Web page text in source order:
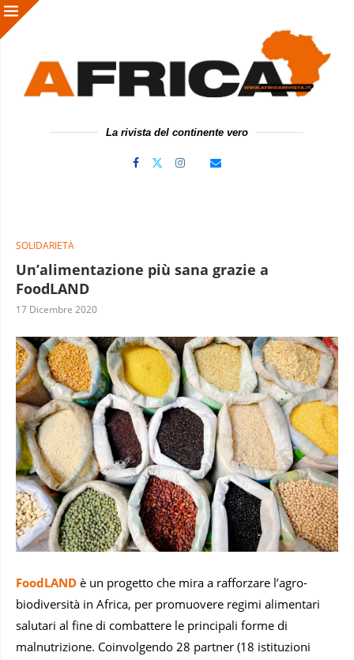
La rivista del continente vero
SOLIDARIETÀ
Un’alimentazione più sana grazie a
FoodLAND
17 Dicembre 2020
FoodLAND è un progetto che mira a rafforzare l’agro-
biodiversità in Africa, per promuovere regimi alimentari
salutari al fine di combattere le principali forme di
malnutrizione. Coinvolgendo 28 partner (18 istituzioni